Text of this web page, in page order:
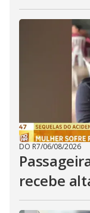
DO R7/06/08/2026
recebe